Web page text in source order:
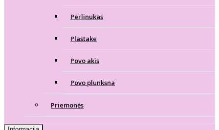
Perlinukas
Plastake
Povo akis
Povo plunksna
Priemonės